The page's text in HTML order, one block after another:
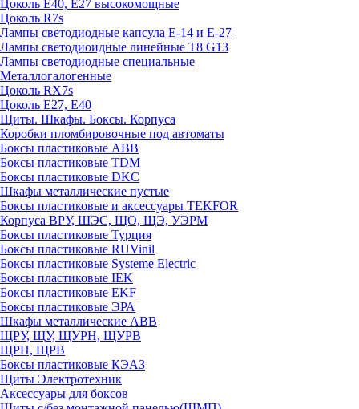
Цоколь Е40, Е27 высокомощные
Цоколь R7s
Лампы светодиодные капсула Е-14 и Е-27
Лампы светодиоидные линейные T8 G13
Лампы светодиодные специальные
Металлогалогенные
Цоколь RX7s
Цоколь Е27, E40
Щиты. Шкафы. Боксы. Корпуса
Коробки пломбировочные под автоматы
Боксы пластиковые ABB
Боксы пластиковые TDM
Боксы пластиковые DKC
Шкафы металлические пустые
Боксы пластиковые и аксессуары TEKFOR
Корпуса ВРУ, ШЭС, ЩО, ЩЭ, УЭРМ
Боксы пластиковые Турция
Боксы пластиковые RUVinil
Боксы пластиковые Systeme Electric
Боксы пластиковые IEK
Боксы пластиковые EKF
Боксы пластиковые ЭРА
Шкафы металлические ABB
ЩРУ, ЩУ, ЩУРН, ЩУРВ
ЩРН, ЩРВ
Боксы пластиковые КЭАЗ
Щиты Электротехник
Аксессуары для боксов